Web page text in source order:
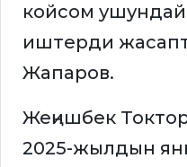
койсом ушундай
иштерди
Жапаров.
Жеңишбек
2025-жылдын